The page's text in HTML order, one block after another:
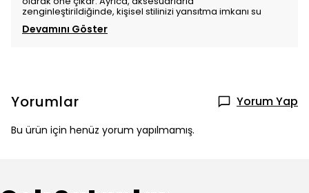
zenginleştirildiğinde, kişisel stilinizi yansıtma imkanı su
Devamını Göster
Yorumlar Yorum Yap
Bu ürün için henüz yorum yapılmamış.